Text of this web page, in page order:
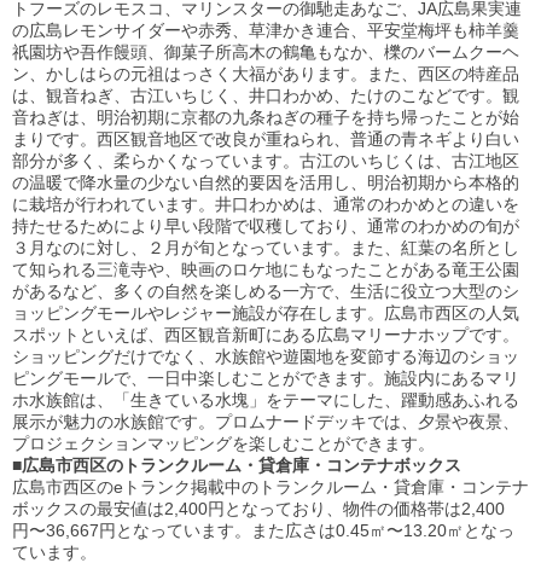
トフーズのレモスコ、マリンスターの御馳走あなご、JA広島果実連
の広島レモンサイダーや赤秀、草津かき連合、平安堂梅坪も柿羊羹
祇園坊や吾作饅頭、御菓子所高木の鶴亀もなか、櫟のバームクーヘ
ン、かしはらの元祖はっさく大福があります。また、西区の特産品
は、観音ねぎ、古江いちじく、井口わかめ、たけのこなどです。観
音ねぎは、明治初期に京都の九条ねぎの種子を持ち帰ったことが始
まりです。西区観音地区で改良が重ねられ、普通の青ネギより白い
部分が多く、柔らかくなっています。古江のいちじくは、古江地区
の温暖で降水量の少ない自然的要因を活用し、明治初期から本格的
に栽培が行われています。井口わかめは、通常のわかめとの違いを
持たせるためにより早い段階で収穫しており、通常のわかめの旬が
３月なのに対し、２月が旬となっています。また、紅葉の名所とし
て知られる三滝寺や、映画のロケ地にもなったことがある竜王公園
があるなど、多くの自然を楽しめる一方で、生活に役立つ大型のシ
ョッピングモールやレジャー施設が存在します。広島市西区の人気
スポットといえば、西区観音新町にある広島マリーナホップです。
ショッピングだけでなく、水族館や遊園地を変節する海辺のショッ
ピングモールで、一日中楽しむことができます。施設内にあるマリ
ホ水族館は、「生きている水塊」をテーマにした、躍動感あふれる
展示が魅力の水族館です。プロムナードデッキでは、夕景や夜景、
プロジェクションマッピングを楽しむことができます。
■広島市西区のトランクルーム・貸倉庫・コンテナボックス
広島市西区のeトランク掲載中のトランクルーム・貸倉庫・コンテナ
ボックスの最安値は2,400円となっており、物件の価格帯は2,400
円〜36,667円となっています。また広さは0.45㎡〜13.20㎡となっ
ています。